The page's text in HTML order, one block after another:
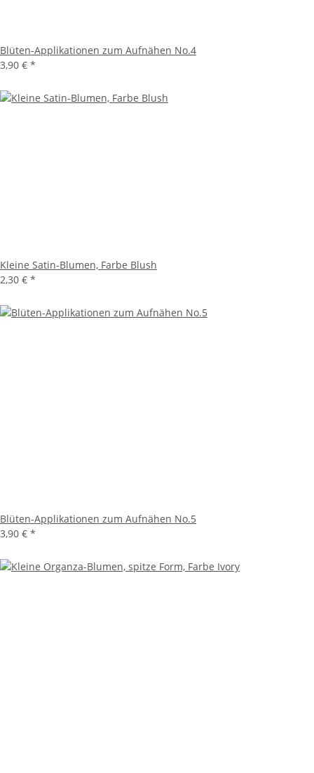
Blüten-Applikationen zum Aufnähen No.4
3,90 € *
Kleine Satin-Blumen, Farbe Blush
2,30 € *
Blüten-Applikationen zum Aufnähen No.5
3,90 € *